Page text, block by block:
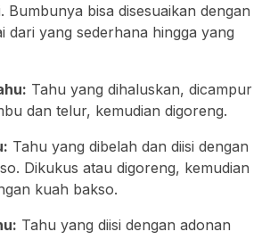
Bumbunya bisa disesuaikan dengan
dari yang sederhana hingga yang
Tahu yang dihaluskan, dicampur
dan telur, kemudian digoreng.
Tahu yang dibelah dan diisi dengan
Dikukus atau digoreng, kemudian
kuah bakso.
Tahu yang diisi dengan adonan